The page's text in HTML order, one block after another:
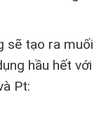
sẽ tạo ra muối
hầu hết với
Pt: